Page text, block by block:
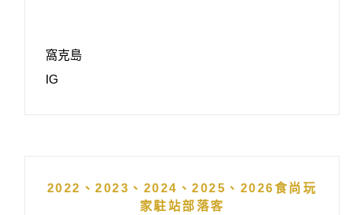
窩克島
IG
2022、2023、2024、2025、2026食尚玩
家駐站部落客